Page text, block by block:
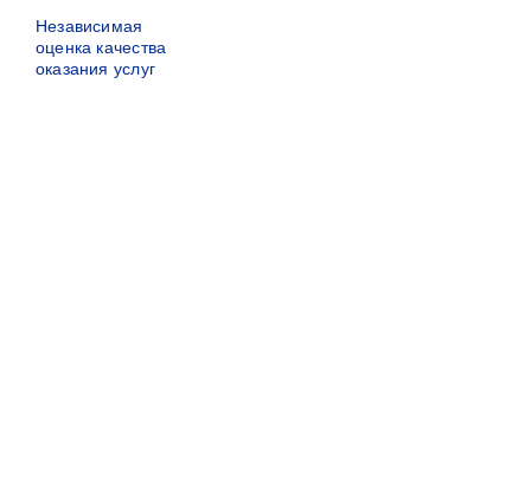
Независимая
оценка качества
оказания услуг